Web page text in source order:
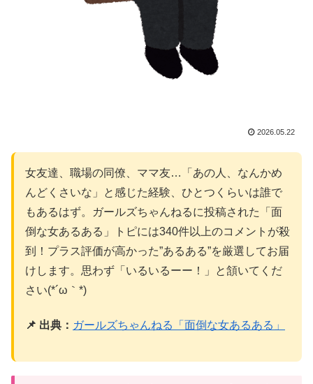
2026.05.22
女友達、職場の同僚、ママ友…「あの人、なんかめ
んどくさいな」と感じた経験、ひとつくらいは誰で
もあるはず。ガールズちゃんねるに投稿された「面
倒な女あるある」トピには340件以上のコメントが殺
到！プラス評価が高かった”あるある”を厳選してお届
けします。思わず「いるいるーー！」と頷いてくだ
さい(*´ω｀*)
📌 出典： ガールズちゃんねる「面倒な女あるある」